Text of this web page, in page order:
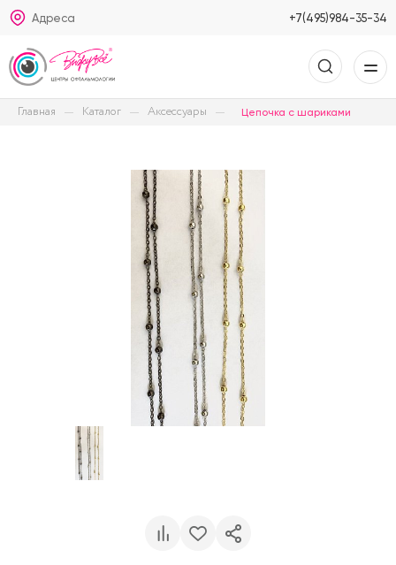
Адреса +7(495)984-35-34
Главная Каталог Аксессуары Цепочка с шариками